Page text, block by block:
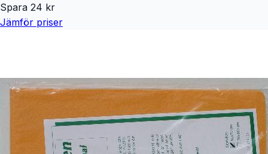
Spara 24 kr
Jämför priser